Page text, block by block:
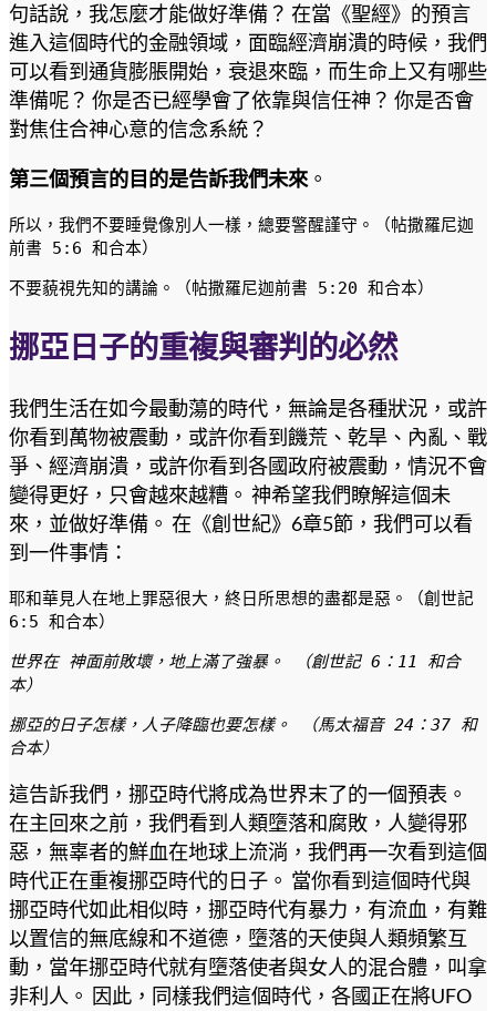
句話說，我怎麼才能做好準備？ 在當《聖經》的預言
進入這個時代的金融領域，面臨經濟崩潰的時候，我們
可以看到通貨膨脹開始，衰退來臨，而生命上又有哪些
準備呢？ 你是否已經學會了依靠與信任神？ 你是否會
對焦住合神心意的信念系統？
第三個預言的目的是告訴我們未來 。
所以，我們不要睡覺像別人一樣，總要警醒謹守。（帖撒羅尼迦
前書 5:6 和合本）
不要藐視先知的講論。（帖撒羅尼迦前書 5:20 和合本）
挪亞日子的重複與審判的必然
我們生活在如今最動蕩的時代，無論是各種狀況，或許
你看到萬物被震動，或許你看到饑荒、乾旱、內亂、戰
爭、經濟崩潰，或許你看到各國政府被震動，情況不會
變得更好，只會越來越糟。 神希望我們瞭解這個未
來，並做好準備。 在《創世紀》6章5節，我們可以看
到一件事情：
耶和華見人在地上罪惡很大，終日所思想的盡都是惡。（創世記
6:5 和合本）
世界在 神面前敗壞，地上滿了強暴。 （創世記 6：11 和合
本）
挪亞的日子怎樣，人子降臨也要怎樣。 （馬太福音 24：37 和
合本）
這告訴我們，挪亞時代將成為世界末了的一個預表。
在主回來之前，我們看到人類墮落和腐敗，人變得邪
惡，無辜者的鮮血在地球上流淌，我們再一次看到這個
時代正在重複挪亞時代的日子。 當你看到這個時代與
挪亞時代如此相似時，挪亞時代有暴力，有流血，有難
以置信的無底線和不道德，墮落的天使與人類頻繁互
動，當年挪亞時代就有墮落使者與女人的混合體，叫拿
非利人。 因此，同樣我們這個時代，各國正在將UFO